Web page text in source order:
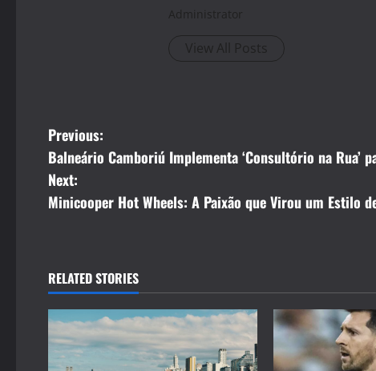
Administrator
View All Posts
P
o
s
n
a
v
Previous:
Balneário Camboriú Implementa ‘Consultório na Rua’
Next:
Minicooper Hot Wheels: A Paixão que Virou um Estilo
RELATED STORIES